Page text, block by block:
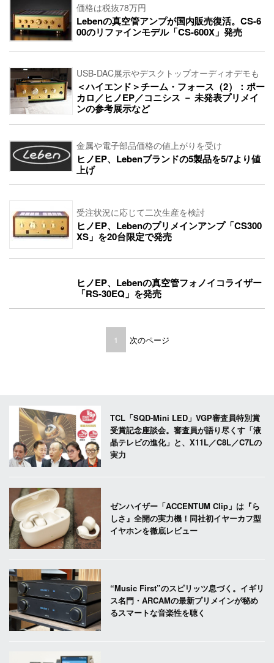
価格は税抜78万円
Lebenの真空管アンプが国内販売復活。CS-6
00のリファインモデル「CS-600X」発売
USB-DAC展示やデスクトップオーディオデモも
＜ハイエンド＞チーム・フォース（2）：ポー
カロ／ヒノEP／コニシス － 未発表プリメイ
ンの参考展示など
金属や電子部品価格の値上がりを受け
ヒノEP、Lebenブランドの5製品を5/7より値
上げ
受注状況に応じて二次生産を検討
ヒノEP、Lebenのプリメインアンプ「CS300
XS」を20台限定で発売
ヒノEP、Lebenの真空管フォノイコライザー
「RS-30EQ」を発売
1 次のページ
TCL「SQD-Mini LED」VGP審査員特別賞
受賞記念座談会。審査員が語り尽くす「液
晶テレビの進化」と、X11L／C8L／C7Lの
実力
ゼンハイザー「ACCENTUM Clip」は『ら
しさ』全開の実力機！同社初イヤーカフ型
イヤホンを徹底レビュー
“Music First”のスピリッツ息づく。イギリ
ス名門・ARCAMの最新プリメインが秘め
るスマートな音楽性を聴く